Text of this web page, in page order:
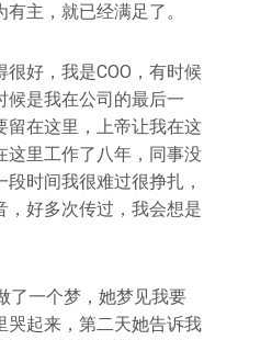
主，就已经满足了。
好，我是COO，有时候
候是我在公司的最后一
留在这里，上帝让我在这
这里工作了八年，同事没
时间我很难过很挣扎，
，好多次传过，我会想是
了一个梦，她梦见我要
哭起来，第二天她告诉我